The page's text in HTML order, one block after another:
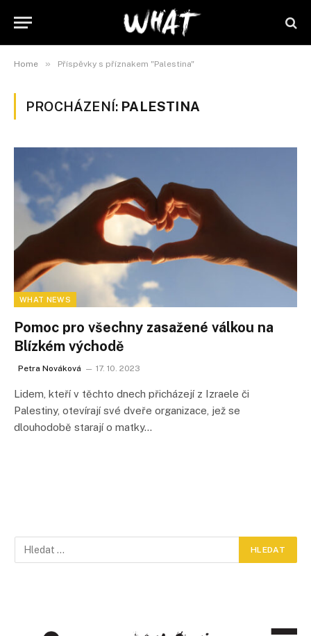
Home » Příspěvky s příznakem "Palestina"
PROCHÁZENÍ: PALESTINA
WHAT NEWS
Pomoc pro všechny zasažené válkou na
Blízkém východě
Petra Nováková 17. 10. 2023
Lidem, kteří v těchto dnech přicházejí z Izraele či
Palestiny, otevírají své dveře organizace, jež se
dlouhodobě starají o matky…